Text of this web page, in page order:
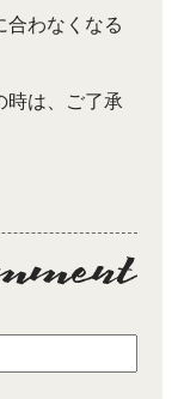
合わなくなる
時は、ご了承